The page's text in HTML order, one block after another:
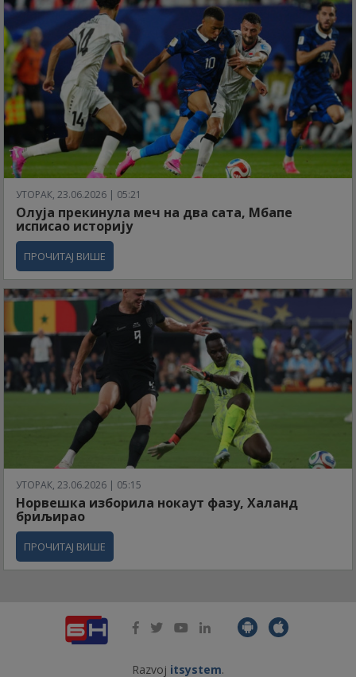
УТОРАК, 23.06.2026 | 05:21
Олуја прекинула меч на два сата, Мбапе
исписао историју
ПРОЧИТАЈ ВИШЕ
УТОРАК, 23.06.2026 | 05:15
Норвешка изборила нокаут фазу, Халанд
бриљирао
ПРОЧИТАЈ ВИШЕ
Razvoj itsystem.